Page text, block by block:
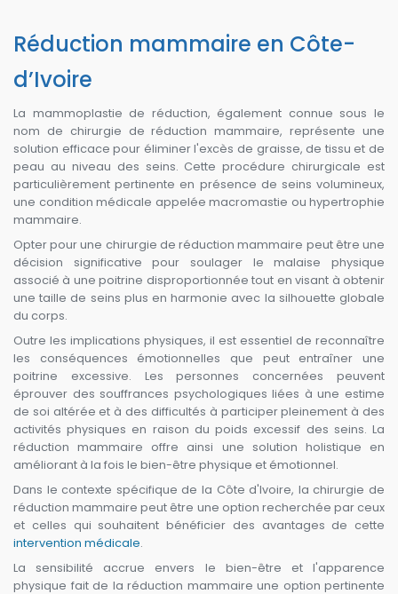
Réduction mammaire en Côte-
d’Ivoire
La mammoplastie de réduction, également connue sous le
nom de chirurgie de réduction mammaire, représente une
solution efficace pour éliminer l'excès de graisse, de tissu et de
peau au niveau des seins. Cette procédure chirurgicale est
particulièrement pertinente en présence de seins volumineux,
une condition médicale appelée macromastie ou hypertrophie
mammaire.
Opter pour une chirurgie de réduction mammaire peut être une
décision significative pour soulager le malaise physique
associé à une poitrine disproportionnée tout en visant à obtenir
une taille de seins plus en harmonie avec la silhouette globale
du corps.
Outre les implications physiques, il est essentiel de reconnaître
les conséquences émotionnelles que peut entraîner une
poitrine excessive. Les personnes concernées peuvent
éprouver des souffrances psychologiques liées à une estime
de soi altérée et à des difficultés à participer pleinement à des
activités physiques en raison du poids excessif des seins. La
réduction mammaire offre ainsi une solution holistique en
améliorant à la fois le bien-être physique et émotionnel.
Dans le contexte spécifique de la Côte d'Ivoire, la chirurgie de
réduction mammaire peut être une option recherchée par ceux
et celles qui souhaitent bénéficier des avantages de cette
intervention médicale.
La sensibilité accrue envers le bien-être et l'apparence
physique fait de la réduction mammaire une option pertinente